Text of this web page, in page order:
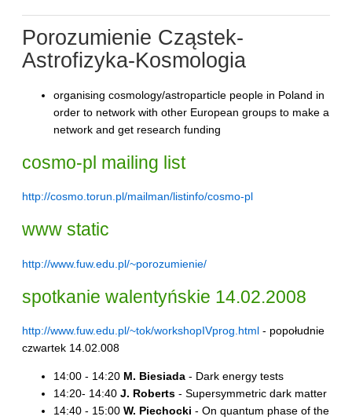
Porozumienie Cząstek-
Astrofizyka-Kosmologia
organising cosmology/astroparticle people in Poland in
order to network with other European groups to make a
network and get research funding
cosmo-pl mailing list
http://cosmo.torun.pl/mailman/listinfo/cosmo-pl
www static
http://www.fuw.edu.pl/~porozumienie/
spotkanie walentyńskie 14.02.2008
http://www.fuw.edu.pl/~tok/workshopIVprog.html - popołudnie
czwartek 14.02.008
14:00 - 14:20 M. Biesiada - Dark energy tests
14:20- 14:40 J. Roberts - Supersymmetric dark matter
14:40 - 15:00 W. Piechocki - On quantum phase of the